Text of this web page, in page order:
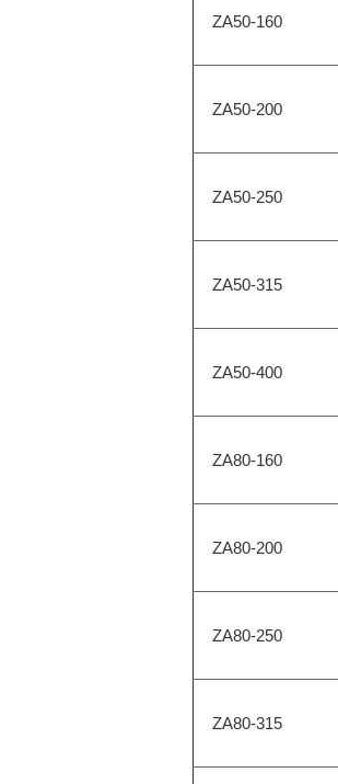
ZA50-160
ZA50-200
ZA50-250
ZA50-315
ZA50-400
ZA80-160
ZA80-200
ZA80-250
ZA80-315